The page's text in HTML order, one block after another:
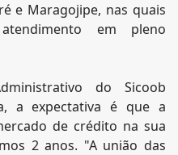
e Maragojipe, nas quais
em pleno
do Sicoob
a expectativa é que a
de crédito na sua
2 anos. "A união das